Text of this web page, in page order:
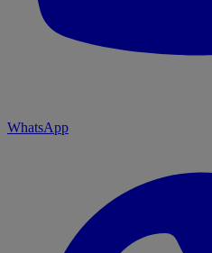
WhatsApp